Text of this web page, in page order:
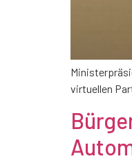
virtuellen